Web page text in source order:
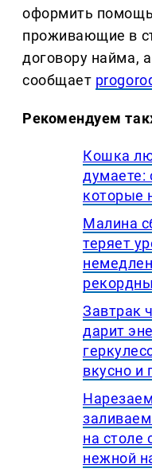
оформить
проживающие в
договору найма,
сообщает
Рекомендуем
Кошка
думаете:
которые
Малина
теряет
Завтрак
дарит
вкусно и
на столе
нежной